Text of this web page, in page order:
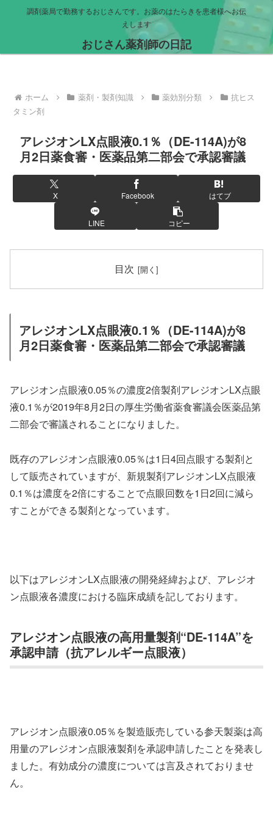
調剤薬局で勤務するおじさんです。お薬のはたらきを患者様へお伝
えします
おじさん薬剤師の日記
ホーム 薬剤・製剤知識 薬効別分類
抗ヒス
タミン剤
アレジオンLX点眼液0.1％（DE-114A)が8
月2日薬食審・医薬品第二部会で承認審議
X Facebook はてブ
LINE コピー
目次
アレジオンLX点眼液0.1％（DE-114A)が8
月2日薬食審・医薬品第二部会で承認審議
アレジオン点眼液0.05％の濃度2倍製剤アレジオンLX点眼
液0.1％が2019年8月2日の厚生労働省薬食審議会医薬品第
二部会で審議されることになりました。
既存のアレジオン点眼液0.05％は1日4回点眼する製剤と
して販売されていますが、新規製剤アレジオンLX点眼液
0.1％は濃度を2倍にすることで点眼回数を1日2回に減ら
すことができる製剤となっています。
以下はアレジオンLX点眼液の開発経緯および、アレジオ
ン点眼液各濃度における臨床成績を記しております。
アレジオン点眼液の高用量製剤“DE-114A”を
承認申請（抗アレルギー点眼液）
アレジオン点眼液0.05％を製造販売している参天製薬は高
用量のアレジオン点眼液製剤を承認申請したことを発表し
ました。有効成分の濃度については言及されておりませ
ん。